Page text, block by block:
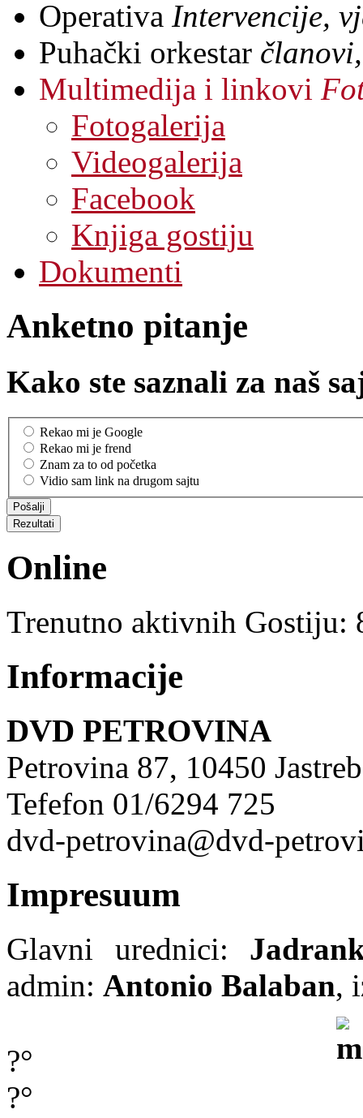
Operativa Intervencije,
Puhački orkestar
Multimedija i linkovi
Fotogalerija
Videogalerija
Facebook
Knjiga gostiju
Dokumenti
Anketno pitanje
Kako ste saznali za naš
Rekao mi je Google
Rekao mi je frend
Znam za to od početka
Vidio sam link na drugom sajtu
Online
Trenutno aktivnih Gostiju:
Informacije
DVD PETROVINA
Petrovina 87, 10450
Tefefon 01/6294 725
dvd-petrovina@dvd-
Impresuum
Glavni urednici:
admin: Antonio Balaban,
?°
?°